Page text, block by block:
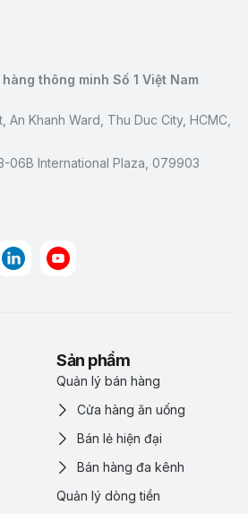
thông minh Số 1 Việt Nam
An Khanh Ward, Thu Duc City, HCMC,
06B International Plaza, 079903
Sản phẩm
Quản lý bán hàng
Cửa hàng ăn uống
Bán lẻ hiện đại
Bán hàng đa kênh
Quản lý dòng tiền